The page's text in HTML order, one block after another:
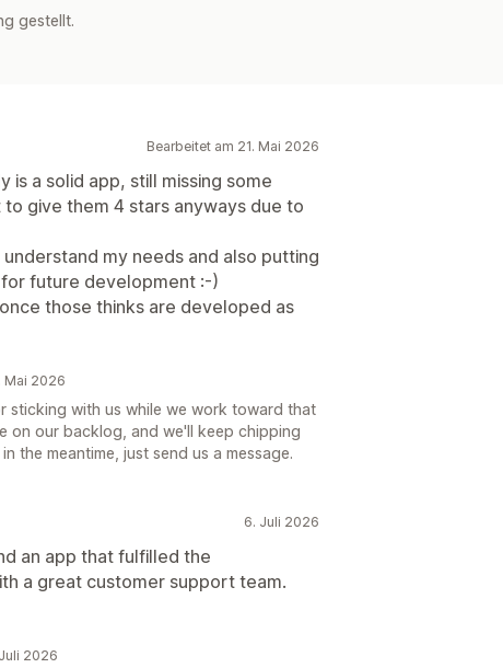
gestellt.
Bearbeitet am 21. Mai 2026
is a solid app, still missing some
give them 4 stars anyways due to
my needs and also putting
future development :-)
those thinks are developed as
Mai 2026
sticking with us while we work toward that
on our backlog, and we'll keep chipping
the meantime, just send us a message.
6. Juli 2026
an app that fulfilled the
a great customer support team.
2026